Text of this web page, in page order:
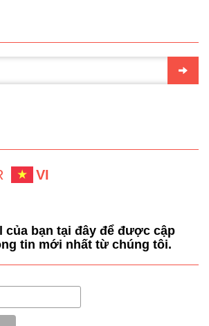
VI
của bạn tại đây để được cập
tin mới nhất từ chúng tôi.